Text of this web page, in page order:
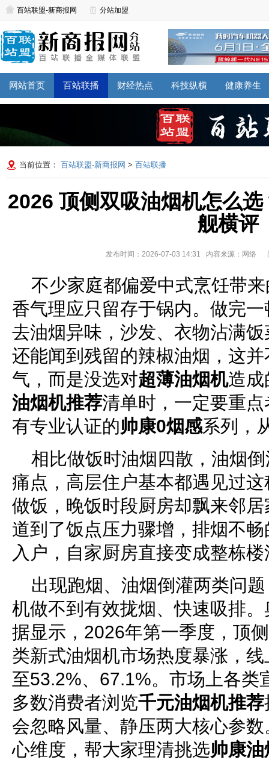
百站联盟-新商报网 分站加盟
网站首页 百站联播 财经热点 科技纵横 健康养生
当前位置： 百站联盟-新商报网 > 百站联播
2026 顶侧双吸油烟机怎么
舰横评
发布时间：2026-07-03 14:31 内容来源：网络
不少家庭都偏爱中式烹饪带
香气理应只留存于锅内。做完
去油烟异味，沙发、衣物沾满
还能闻到残留的辣椒油烟，这
气，而是没选对超薄油烟机造成
油烟机推荐清单时，一定要重点
有专业认证的帅康0烟感系列，
相比做饭时油烟四散，油烟
痛点，高层住户基本都遇见过
做饭，晚饭时段厨房却飘来邻
道到了饭点压力骤增，排烟不
入户，自家厨房直接变成整栋
出现跑烟、油烟倒灌两类问
机做不到有效拢烟、快速吸排
据显示，2026年第一季度，顶
类新式油烟机市场热度暴涨，
至53.2%、67.1%。市场上各类
多数消费者浏览千元油烟机推荐
会忽略风量、静压两大核心参
心维度，帮大家理清挑选帅康